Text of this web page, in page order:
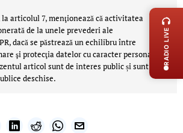
la articolul 7, menţionează că activitatea
de la unele prevederi ale
dacă se păstrează un echilibru între
şi protecţia datelor cu caracter personal.
articol sunt de interes public și sunt
deschise.
RADIO LIVE